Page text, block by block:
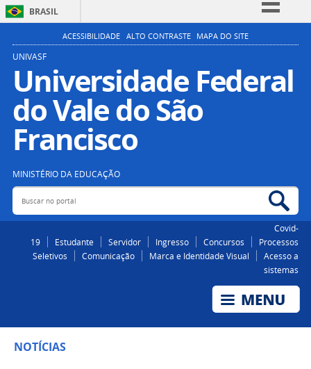
BRASIL
Simplifique!
Participe
Acesso à informação
Legislação
ACESSIBILIDADE ALTO CONTRASTE MAPA DO SITE
UNIVASF
Universidade Federal
do Vale do São
Francisco
MINISTÉRIO DA EDUCAÇÃO
Buscar no portal
Covid-
19
Estudante Servidor Ingresso Concursos
Processos
Seletivos
Comunicação Marca e Identidade Visual
Acesso a
sistemas
NOTÍCIAS